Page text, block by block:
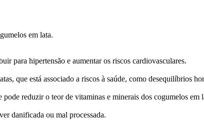
em lata.
para hipertensão e aumentar os riscos cardiovasculares.
que está associado a riscos à saúde, como desequilíbrios
pode reduzir o teor de vitaminas e minerais dos cogumelos em
danificada ou mal processada.